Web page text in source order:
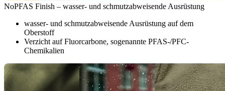
NoPFAS Finish – wasser- und schmutzabweisende Ausrüstung
wasser- und schmutzabweisende Ausrüstung auf dem
Oberstoff
Verzicht auf Fluorcarbone, sogenannte PFAS-/PFC-
Chemikalien